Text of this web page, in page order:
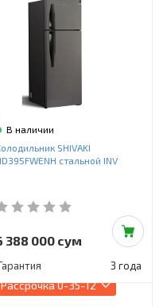
В наличии
SHIVAKI
стальной INV
388 000 сум
3 года
Рассрочка0-35-12